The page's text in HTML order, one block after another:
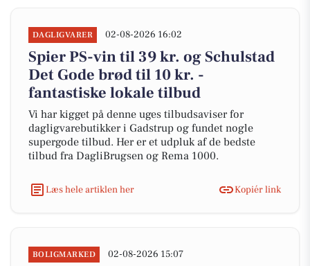
DAGLIGVARER 02-08-2026 16:02
Spier PS-vin til 39 kr. og Schulstad
Det Gode brød til 10 kr. -
fantastiske lokale tilbud
Vi har kigget på denne uges tilbudsaviser for
dagligvarebutikker i Gadstrup og fundet nogle
supergode tilbud. Her er et udpluk af de bedste
tilbud fra DagliBrugsen og Rema 1000.
Læs hele artiklen her Kopiér link
BOLIGMARKED 02-08-2026 15:07